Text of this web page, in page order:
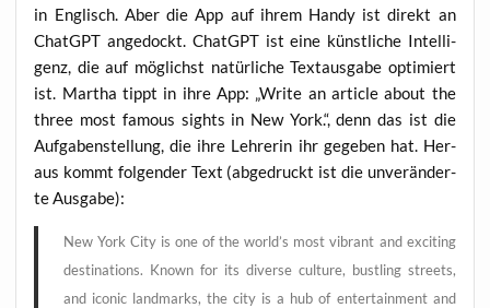
in Eng­lisch. Aber die App auf ihrem Han­dy ist direkt an
ChatGPT ange­dockt. ChatGPT ist eine künst­li­che Intel­li­
genz, die auf mög­lichst natür­li­che Text­aus­ga­be opti­miert
ist. Mar­tha tippt in ihre App: „Wri­te an artic­le about the
three most famous sights in New York.“, denn das ist die
Auf­ga­ben­stel­lung, die ihre Leh­re­rin ihr gege­ben hat. Her­
aus kommt fol­gen­der Text (abge­druckt ist die unver­än­der­
te Ausgabe):
New York City is one of the world’s most vibrant and exci­ting
desti­na­ti­ons. Known for its diver­se cul­tu­re, bust­ling streets,
and ico­nic land­marks, the city is a hub of enter­tain­ment and